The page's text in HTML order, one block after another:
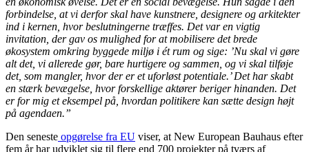
forbindelse, at vi derfor skal have kunstnere, designere og arkitekter
ind i kernen, hvor beslutningerne træffes. Det var en vigtig
invitation, der gav os mulighed for at mobilisere det brede
økosystem omkring byggede miljø i ét rum og sige: ’Nu skal vi gøre
alt det, vi allerede gør, bare hurtigere og sammen, og vi skal tilføje
det, som mangler, hvor der er et uforløst potentiale.’ Det har skabt
en stærk bevægelse, hvor forskellige aktører beriger hinanden. Det
er for mig et eksempel på, hvordan politikere kan sætte design højt
på agendaen.”
Den seneste opgørelse fra EU viser, at New European Bauhaus efter
fem år har udviklet sig til flere end 700 projekter på tværs af